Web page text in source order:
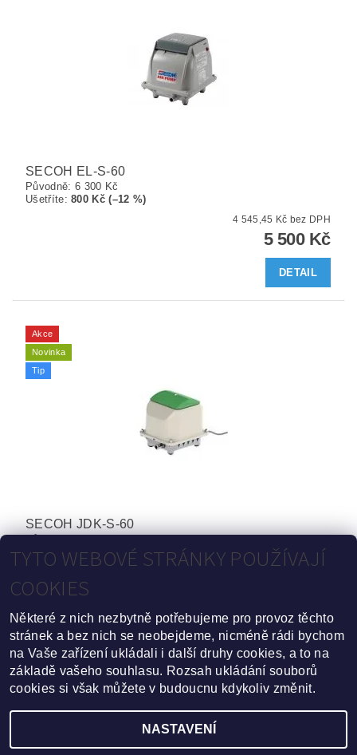
SECOH EL-S-60
Původně: 6 300 Kč
Ušetříte:800 Kč (–12 %)
4 545,45 Kč bez DPH
5 500 Kč
DETAIL
Akce
Novinka
Tip
SECOH JDK-S-60
Ušetříte : 800 Kč (–12 %)
DETAIL
3položek celkem
2026 ©Domovní Čistírna.cz, všechna práva vyhrazenaUpravit nastavení cookies
TYTO WEBOVÉ STRÁNKY POUŽÍVAJÍ
COOKIES
Některé z nich nezbytně potřebujeme pro provoz těchto
stránek a bez nich se neobejdeme, nicméně rádi bychom
na Vaše zařízení ukládali i další druhy cookies, a to na
základě vašeho souhlasu. Rozsah ukládání souborů
cookies si však můžete v budoucnu kdykoliv změnit.
NASTAVENÍ